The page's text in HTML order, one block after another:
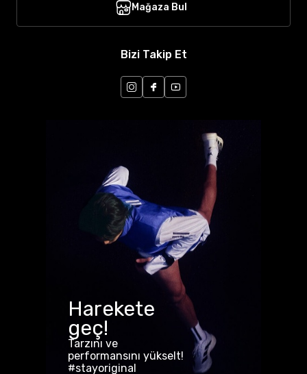
Mağaza Bul
Bizi Takip Et
Harekete
geç!
Tarzını ve
performansını yükselt!
#stayoriginal